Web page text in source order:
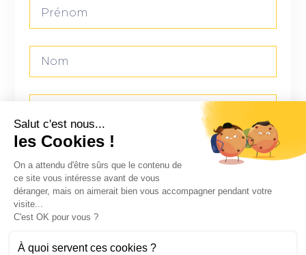
Salut c'est nous...
les Cookies !
On a attendu d'être sûrs que le contenu de
ce site vous intéresse avant de vous
déranger, mais on aimerait bien vous accompagner pendant votre
visite...
C'est OK pour vous ?
À quoi servent ces cookies ?